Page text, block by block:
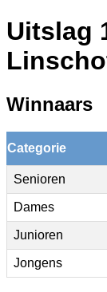
Uitslag
Winnaars
Categorie
Senioren
Dames
Junioren
Jongens